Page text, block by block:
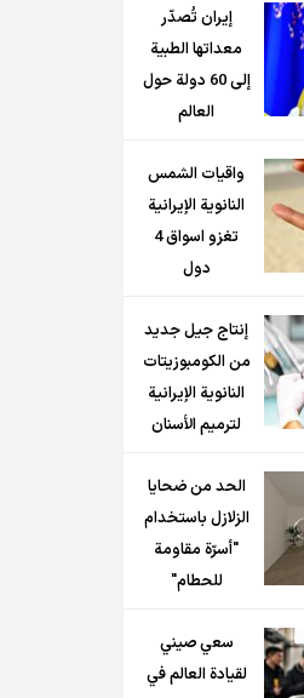
إيران تُصدّر
معداتها الطبية
إلى 60 دولة حول
العالم
واقيات الشمس
النانوية الإيرانية
تغزو اسواق 4
دول
إنتاج جيل جديد
من الكومبوزيتات
النانوية الإيرانية
لترميم الأسنان
الحد من ضحايا
الزلازل باستخدام
"أسرّة مقاومة
للحطام"
سعي صيني
لقيادة العالم في